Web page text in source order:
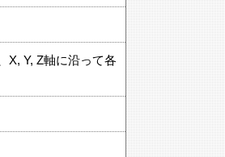
X, Y, Z軸に沿って各